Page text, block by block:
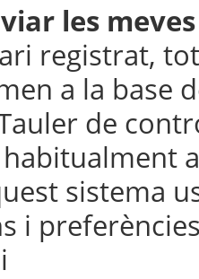
les
registrat,
a la
de
sistema
i